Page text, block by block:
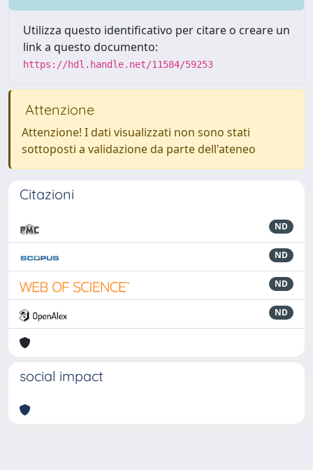
Utilizza questo identificativo per citare o creare un
link a questo documento:
https://hdl.handle.net/11584/59253
Attenzione
Attenzione! I dati visualizzati non sono stati
sottoposti a validazione da parte dell'ateneo
Citazioni
ND
ND
ND
ND
social impact